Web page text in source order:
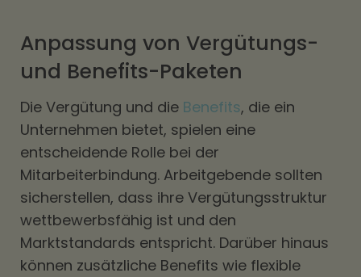
Anpassung von Vergütungs-
und Benefits-Paketen
Die Vergütung und die Benefits, die ein
Unternehmen bietet, spielen eine
entscheidende Rolle bei der
Mitarbeiterbindung. Arbeitgebende sollten
sicherstellen, dass ihre Vergütungsstruktur
wettbewerbsfähig ist und den
Marktstandards entspricht. Darüber hinaus
können zusätzliche Benefits wie flexible